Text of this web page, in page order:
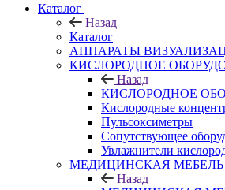
Каталог
Назад
Каталог
АППАРАТЫ
КИСЛОРОДНОЕ
Назад
КИСЛОРОДНОЕ
Кислородные
Пульсоксиметры
Сопутствующее
Увлажнители
МЕДИЦИНСКАЯ МЕБЕЛЬ
Назад